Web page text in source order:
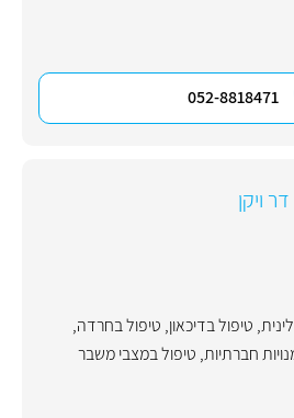
052-8818471
ויקן
, טיפול בדיכאון, טיפול בחרדה,
חברתיות, טיפול במצבי משבר